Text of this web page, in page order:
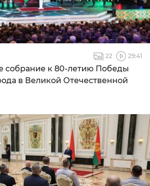
22 29:41
собрание к 80-летию Победы
в Великой Отечественной